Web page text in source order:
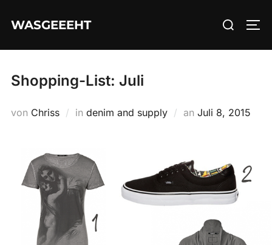
InhaltWASGEEEHT
Suchen
Shopping-List: Juli
von Chriss in denim and supply an Veröffentlicht
Juli 8, 2015